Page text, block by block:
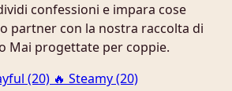
confessioni e impara cose
partner con la nostra raccolta di
Mai progettate per coppie.
(20) 🔥 Steamy (20)